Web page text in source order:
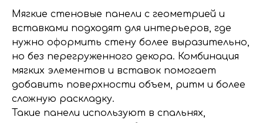
Мягкие стеновые панели с геометрией и
вставками подходят для интерьеров, где
нужно оформить стену более выразительно,
но без перегруженного декора. Комбинация
мягких элементов и вставок помогает
добавить поверхности объем, ритм и более
сложную раскладку.
Такие панели используют в спальнях,